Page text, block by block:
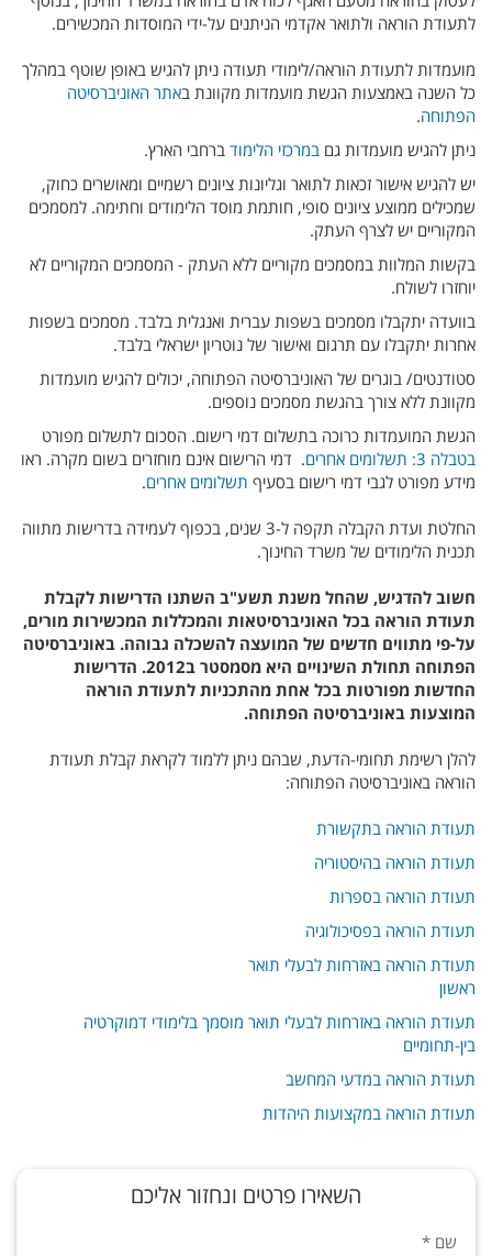
לתעודת הוראה ולתואר אקדמי הניתנים על-ידי המוסדות המכשירים.
מועמדות לתעודת הוראה/לימודי תעודה ניתן להגיש באופן שוטף במהלך
כל השנה באמצעות הגשת מועמדות מקוונת באתר האוניברסיטה
הפתוחה.
ניתן להגיש מועמדות גם במרכזי הלימוד ברחבי הארץ.
יש להגיש אישור זכאות לתואר וגליונות ציונים רשמיים ומאושרים כחוק,
שמכילים ממוצע ציונים סופי, חותמת מוסד הלימודים וחתימה. למסמכים
המקוריים יש לצרף העתק.
בקשות המלוות במסמכים מקוריים ללא העתק - המסמכים המקוריים לא
יוחזרו לשולח.
בוועדה יתקבלו מסמכים בשפות עברית ואנגלית בלבד. מסמכים בשפות
אחרות יתקבלו עם תרגום ואישור של נוטריון ישראלי בלבד.
סטודנטים/ בוגרים של האוניברסיטה הפתוחה, יכולים להגיש מועמדות
מקוונת ללא צורך בהגשת מסמכים נוספים.
הגשת המועמדות כרוכה בתשלום דמי רישום. הסכום לתשלום מפורט
בטבלה 3: תשלומים אחרים
. דמי הרישום אינם מוחזרים בשום מקרה. ראו
מידע מפורט לגבי דמי רישום בסעיף תשלומים אחרים.
החלטת ועדת הקבלה תקפה ל-3 שנים, בכפוף לעמידה בדרישות מתווה
תכנית הלימודים של משרד החינוך.
חשוב להדגיש, שהחל משנת תשע"ב השתנו הדרישות לקבלת
תעודת הוראה בכל האוניברסיטאות והמכללות המכשירות מורים,
על-פי מתווים חדשים של המועצה להשכלה גבוהה. באוניברסיטה
הפתוחה תחולת השינויים היא מסמסטר ב2012. הדרישות
החדשות מפורטות בכל אחת מהתכניות לתעודת הוראה
המוצעות באוניברסיטה הפתוחה.
להלן רשימת תחומי-הדעת, שבהם ניתן ללמוד לקראת קבלת תעודת
הוראה באוניברסיטה הפתוחה:
תעודת הוראה בתקשורת
תעודת הוראה בהיסטוריה
תעודת הוראה בספרות
תעודת הוראה בפסיכולוגיה
תעודת הוראה באזרחות לבעלי תואר
ראשון
תעודת הוראה באזרחות לבעלי תואר מוסמך בלימודי דמוקרטיה
בין-תחומיים
תעודת הוראה במדעי המחשב
תעודת הוראה במקצועות היהדות
השאירו פרטים ונחזור אליכם
שם *